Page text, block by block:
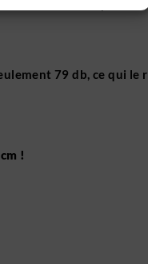
mains à l’endroit prévu
79 db, ce qui le
!